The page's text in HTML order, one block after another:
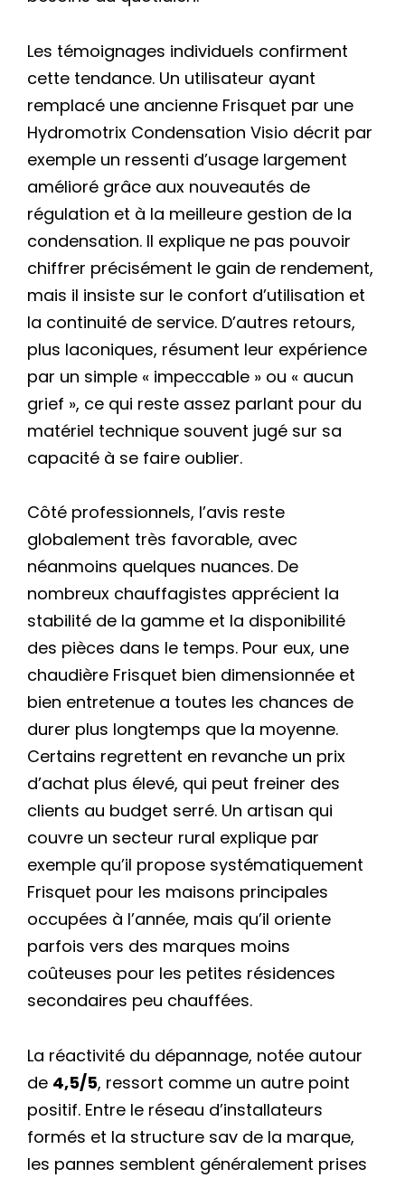
Les témoignages individuels confirment
cette tendance. Un utilisateur ayant
remplacé une ancienne Frisquet par une
Hydromotrix Condensation Visio décrit par
exemple un ressenti d’usage largement
amélioré grâce aux nouveautés de
régulation et à la meilleure gestion de la
condensation. Il explique ne pas pouvoir
chiffrer précisément le gain de rendement,
mais il insiste sur le confort d’utilisation et
la continuité de service. D’autres retours,
plus laconiques, résument leur expérience
par un simple « impeccable » ou « aucun
grief », ce qui reste assez parlant pour du
matériel technique souvent jugé sur sa
capacité à se faire oublier.
Côté professionnels, l’avis reste
globalement très favorable, avec
néanmoins quelques nuances. De
nombreux chauffagistes apprécient la
stabilité de la gamme et la disponibilité
des pièces dans le temps. Pour eux, une
chaudière Frisquet bien dimensionnée et
bien entretenue a toutes les chances de
durer plus longtemps que la moyenne.
Certains regrettent en revanche un prix
d’achat plus élevé, qui peut freiner des
clients au budget serré. Un artisan qui
couvre un secteur rural explique par
exemple qu’il propose systématiquement
Frisquet pour les maisons principales
occupées à l’année, mais qu’il oriente
parfois vers des marques moins
coûteuses pour les petites résidences
secondaires peu chauffées.
La réactivité du dépannage, notée autour
de 4,5/5, ressort comme un autre point
positif. Entre le réseau d’installateurs
formés et la structure sav de la marque,
les pannes semblent généralement prises